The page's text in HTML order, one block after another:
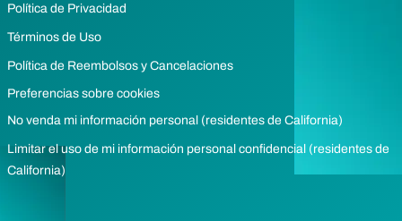
Política de Privacidad
Términos de Uso
Política de Reembolsos y Cancelaciones
Preferencias sobre cookies
No venda mi información personal (residentes de California)
Limitar el uso de mi información personal confidencial (residentes de
California)